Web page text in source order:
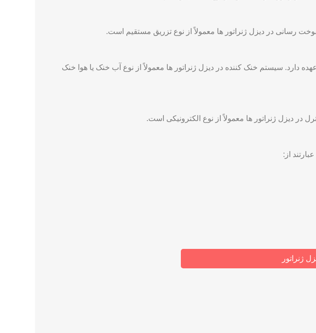
رسانی در دیزل ژنراتور ها معمولاً از نوع تزریق مستقیم است.
دارد. سیستم خنک کننده در دیزل ژنراتور ها معمولاً از نوع آب خنک یا هوا خنک
در دیزل ژنراتور ها معمولاً از نوع الکترونیکی است.
از:
ژنراتور